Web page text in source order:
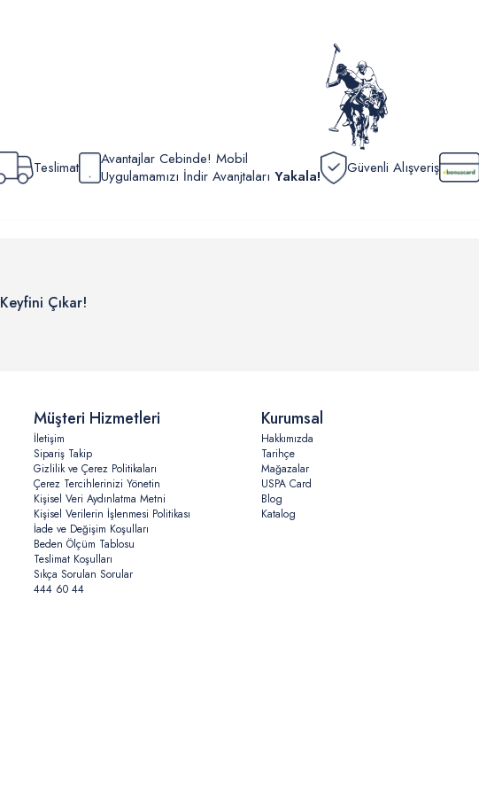
Teslimat
Avantajlar Cebinde! Mobil
Uygulamamızı İndir Avanjtaları Yakala! Güvenli Alışveriş
Keyfini Çıkar!
Müşteri Hizmetleri
İletişim
Sipariş Takip
Gizlilik ve Çerez Politikaları
Çerez Tercihlerinizi Yönetin
Kişisel Veri Aydınlatma Metni
Kişisel Verilerin İşlenmesi Politikası
İade ve Değişim Koşulları
Beden Ölçüm Tablosu
Teslimat Koşulları
Sıkça Sorulan Sorular
444 60 44
Kurumsal
Hakkımızda
Tarihçe
Mağazalar
USPA Card
Blog
Katalog